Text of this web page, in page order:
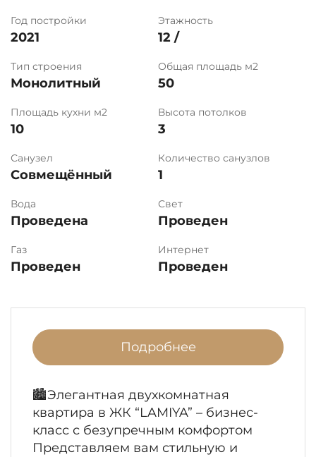
Год постройки
2021
Этажность
12 /
Тип строения
Монолитный
Общая площадь м2
50
Площадь кухни м2
10
Высота потолков
3
Санузел
Совмещённый
Количество санузлов
1
Вода
Проведена
Свет
Проведен
Газ
Проведен
Интернет
Проведен
Подробнее
🏙️Элегантная двухкомнатная
квартира в ЖК “LAMIYA” – бизнес-
класс с безупречным комфортом
Представляем вам стильную и